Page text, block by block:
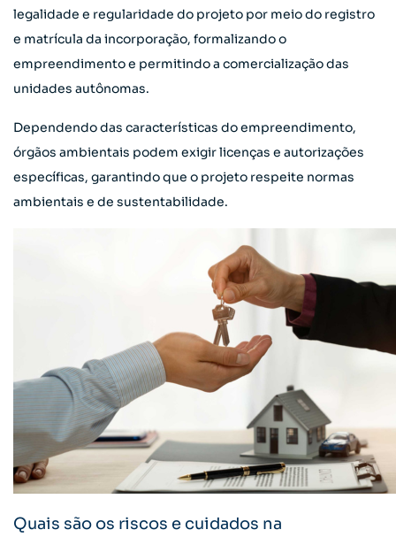
legalidade e regularidade do projeto por meio do registro
e matrícula da incorporação, formalizando o
empreendimento e permitindo a comercialização das
unidades autônomas.
Dependendo das características do empreendimento,
órgãos ambientais podem exigir licenças e autorizações
específicas, garantindo que o projeto respeite normas
ambientais e de sustentabilidade.
Quais são os riscos e cuidados na